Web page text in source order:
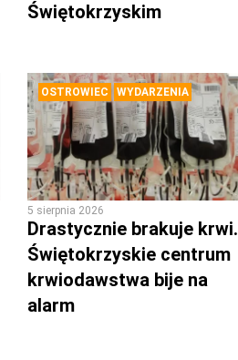
Świętokrzyskim
OSTROWIEC WYDARZENIA
5 sierpnia 2026
Drastycznie brakuje krwi.
Świętokrzyskie centrum
krwiodawstwa bije na
alarm